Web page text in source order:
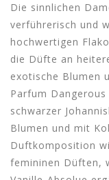
Die sinnlichen
verführerisch und
hochwertigen
die Düfte an
exotische Blumen
Parfum
schwarzer
Blumen und mit
Duftkomposition
femininen Düften,